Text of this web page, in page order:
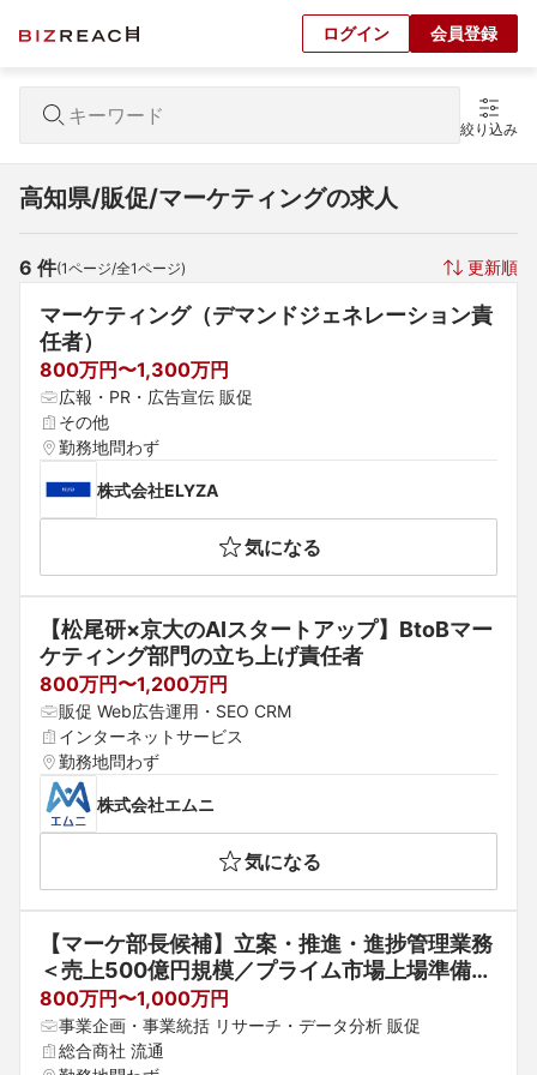
ログイン 会員登録
絞り込み
高知県/販促/マーケティングの求人
6 件(1ページ/全1ページ) 更新順
マーケティング（デマンドジェネレーション責
任者）
800万円〜1,300万円
広報・PR・広告宣伝 販促
その他
勤務地問わず
株式会社ELYZA
気になる
【松尾研×京大のAIスタートアップ】BtoBマー
ケティング部門の立ち上げ責任者
800万円〜1,200万円
販促 Web広告運用・SEO CRM
インターネットサービス
勤務地問わず
株式会社エムニ
気になる
【マーケ部長候補】立案・推進・進捗管理業務
＜売上500億円規模／プライム市場上場準備中
＞
800万円〜1,000万円
事業企画・事業統括 リサーチ・データ分析 販促
総合商社 流通